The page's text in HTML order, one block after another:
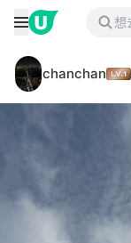
chanchan